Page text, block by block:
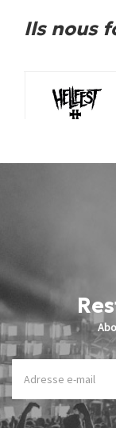
Ils nous